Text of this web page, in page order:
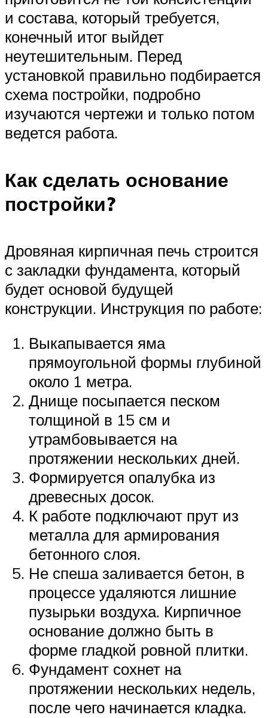
и состава, который требуется,
конечный итог выйдет
неутешительным. Перед
установкой правильно подбирается
схема постройки, подробно
изучаются чертежи и только потом
ведется работа.
Как сделать основание
постройки?
Дровяная кирпичная печь строится
с закладки фундамента, который
будет основой будущей
конструкции. Инструкция по работе:
Выкапывается яма
прямоугольной формы глубиной
около 1 метра.
Днище посыпается песком
толщиной в 15 см и
утрамбовывается на
протяжении нескольких дней.
Формируется опалубка из
древесных досок.
К работе подключают прут из
металла для армирования
бетонного слоя.
Не спеша заливается бетон, в
процессе удаляются лишние
пузырьки воздуха. Кирпичное
основание должно быть в
форме гладкой ровной плитки.
Фундамент сохнет на
протяжении нескольких недель,
после чего начинается кладка.